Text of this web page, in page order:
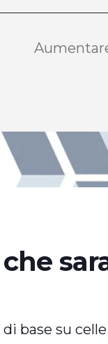
base su